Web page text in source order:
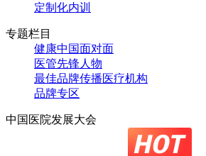
定制化内训
专题栏目
健康中国面对面
医管先锋人物
最佳品牌传播医疗机构
品牌专区
中国医院发展大会